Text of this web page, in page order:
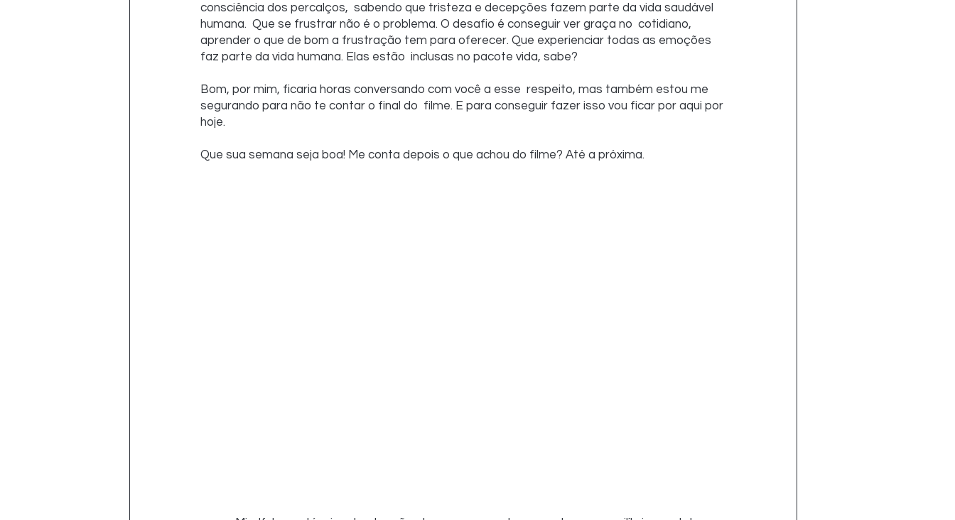
consciência dos percalços,  sabendo que tristeza e decepções fazem parte da vida saudável
humana.  Que se frustrar não é o problema. O desafio é conseguir ver graça no  cotidiano,
aprender o que de bom a frustração tem para oferecer. Que experienciar todas as emoções
faz parte da vida humana. Elas estão  inclusas no pacote vida, sabe?
Bom, por mim, ficaria horas conversando com você a esse  respeito, mas também estou me
segurando para não te contar o final do  filme. E para conseguir fazer isso vou ficar por aqui por
hoje.
Que sua semana seja boa! Me conta depois o que achou do filme? Até a próxima.